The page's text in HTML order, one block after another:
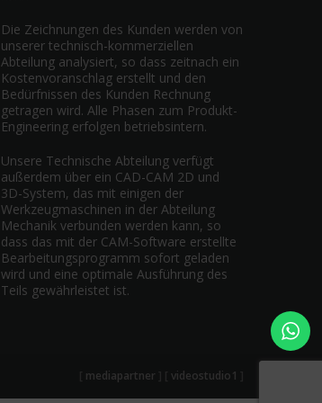
Die Zeichnungen des Kunden werden von
unserer technisch-kommerziellen
Abteilung analysiert, so dass zeitnach ein
Kostenvoranschlag erstellt und den
Bedürfnissen des Kunden Rechnung
getragen wird. Alle Phasen zum Produkt-
Engineering erfolgen betriebsintern.
Unsere Technische Abteilung verfügt
außerdem über ein CAD-CAM 2D und
3D-System, das mit einigen der
Werkzeugmaschinen in der Abteilung
Mechanik verbunden werden kann, so
dass das mit der CAM-Software erstellte
Bearbeitungsprogramm sofort geladen
wird und eine optimale Ausführung des
Teils gewährleistet ist.
mediapartner videostudio1